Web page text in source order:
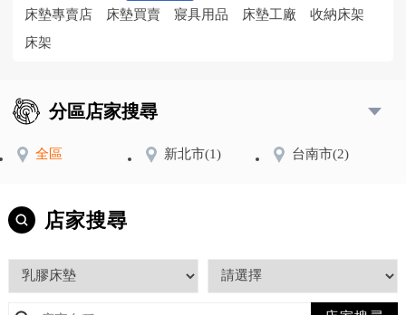
床墊專賣店
床墊買賣 寢具用品 床墊工廠
收納床架
床架
分區店家搜尋
全區 新北市(1) 台南市(2)
店家搜尋